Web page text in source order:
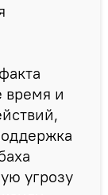
время и
угрозу